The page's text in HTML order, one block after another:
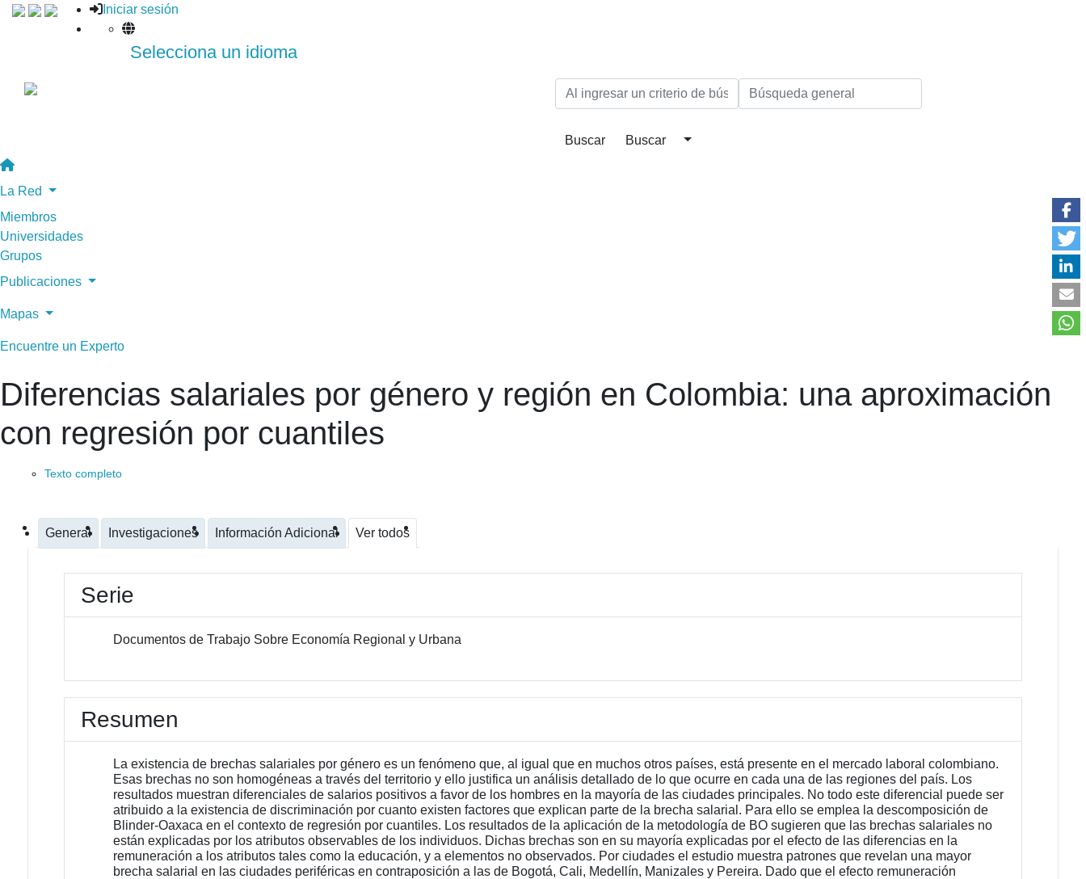
Iniciar sesión
Selecciona un idioma
La Red
Miembros
Universidades
Grupos
Publicaciones
Mapas
Encuentre un Experto
Diferencias salariales por género y región en Colombia: una aproximación
con regresión por cuantiles
Texto completo
General Investigaciones Información Adicional Ver todos
Serie
Documentos de Trabajo Sobre Economía Regional y Urbana
Resumen
La existencia de brechas salariales por género es un fenómeno que, al igual que en muchos otros países, está presente en el mercado laboral colombiano.
Esas brechas no son homogéneas a través del territorio y ello justifica un análisis detallado de lo que ocurre en cada una de las regiones del país. Los
resultados muestran diferenciales de salarios positivos a favor de los hombres en la mayoría de las ciudades principales. No todo este diferencial puede ser
atribuido a la existencia de discriminación por cuanto existen factores que explican parte de la brecha salarial. Para ello se emplea la descomposición de
Blinder-Oaxaca en el contexto de regresión por cuantiles. Los resultados de la aplicación de la metodología de BO sugieren que las brechas salariales no
están explicadas por los atributos observables de los individuos. Dichas brechas son en su mayoría explicadas por el efecto de las diferencias en la
remuneración a los atributos tales como la educación, y a elementos no observados. Por ciudades el estudio muestra patrones que revelan una mayor
brecha salarial en las ciudades periféricas en contraposición a las de Bogotá, Cali, Medellín, Manizales y Pereira. Dado que el efecto remuneración